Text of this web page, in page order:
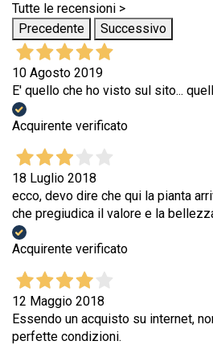
Tutte le recensioni >
Precedente
Successivo
10 Agosto 2019
E' quello che ho visto sul sito...
Acquirente verificato
18 Luglio 2018
ecco, devo dire che qui la pianta
che pregiudica il valore e la
Acquirente verificato
12 Maggio 2018
Essendo un acquisto su internet,
perfette condizioni.